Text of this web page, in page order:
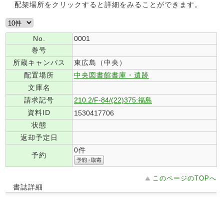
配架場所をクリックすると詳細をみることができます。
No.
0001
巻号
所蔵キャンパス
東広島（中央）
配置場所
中央図書館書庫・遺跡
文庫名
請求記号
210.2/F-84/(22)375:福島
資料ID
1530417706
状態
返却予定日
予約
0件
このページのTOPへ
書誌詳細